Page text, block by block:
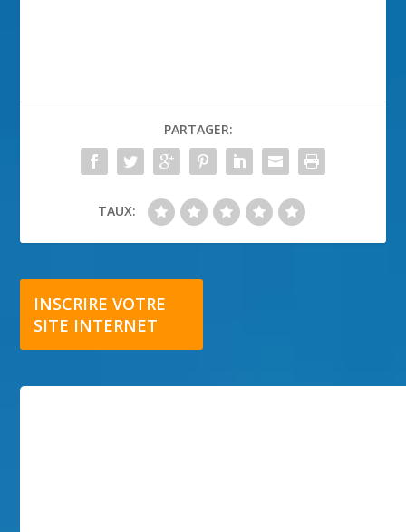
PARTAGER:
TAUX:
INSCRIRE VOTRE
SITE INTERNET